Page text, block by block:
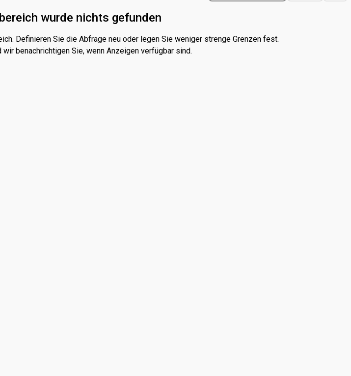
wurde nichts gefunden
Definieren Sie die Abfrage neu oder legen Sie weniger strenge Grenzen fest.
benachrichtigen Sie, wenn Anzeigen verfügbar sind.